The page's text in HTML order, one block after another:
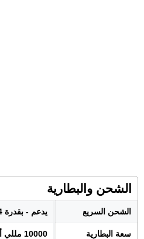
الشحن والبطارية
الشحن السريع يدعم - بقدرة 44 واط
سعة البطارية 10000 مللي أمبير